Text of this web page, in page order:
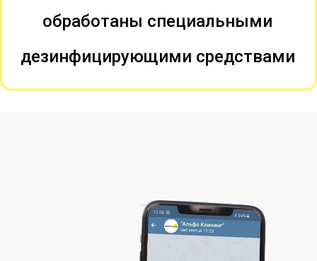
обработаны специальными
дезинфицирующими средствами